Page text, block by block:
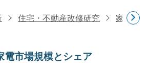
住宅・不動産改修研究 家電研究
電市場規模とシェア